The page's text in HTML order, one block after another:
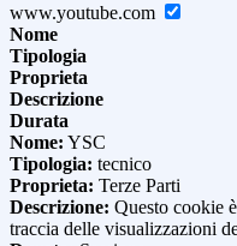
www.youtube.com
Nome
Tipologia
Proprieta
Descrizione
Durata
Nome: YSC
Tipologia: tecnico
Proprieta: Terze Parti
Descrizione: Questo cookie
traccia delle visualizzazioni